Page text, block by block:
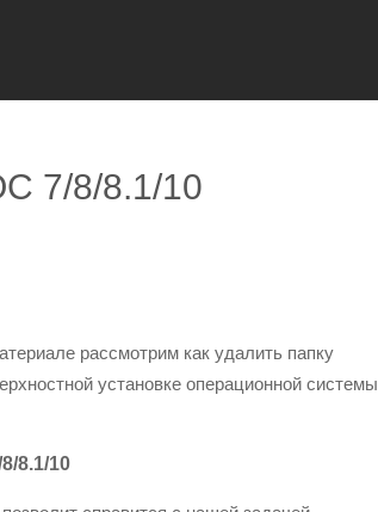
7/8/8.1/10
рассмотрим как удалить папку
установке операционной системы
8.1/10